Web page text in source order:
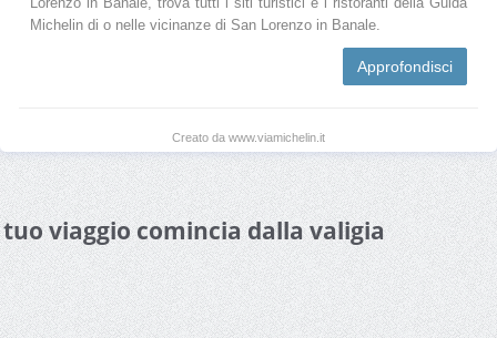
Michelin di o nelle vicinanze di San Lorenzo in Banale.
Approfondisci
Creato da www.viamichelin.it
viaggio comincia dalla valigia